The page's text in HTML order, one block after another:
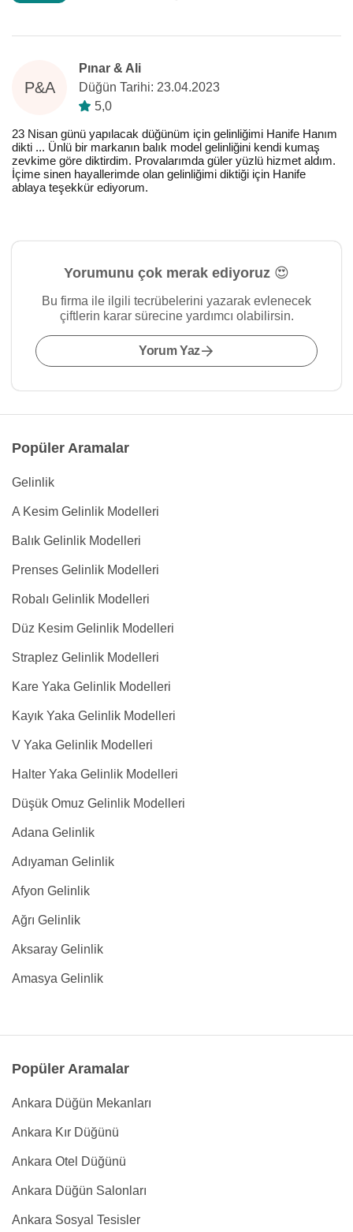
P&A
Pınar & Ali
Düğün Tarihi: 23.04.2023
5,0
23 Nisan günü yapılacak düğünüm için gelinliğimi Hanife Hanım
dikti ... Ünlü bir markanın balık model gelinliğini kendi kumaş
zevkime göre diktirdim. Provalarımda güler yüzlü hizmet aldım.
İçime sinen hayallerimde olan gelinliğimi diktiği için Hanife
ablaya teşekkür ediyorum.
Yorumunu çok merak ediyoruz 😍
Bu firma ile ilgili tecrübelerini yazarak evlenecek
çiftlerin karar sürecine yardımcı olabilirsin.
Yorum Yaz
Popüler Aramalar
Gelinlik
A Kesim Gelinlik Modelleri
Balık Gelinlik Modelleri
Prenses Gelinlik Modelleri
Robalı Gelinlik Modelleri
Düz Kesim Gelinlik Modelleri
Straplez Gelinlik Modelleri
Kare Yaka Gelinlik Modelleri
Kayık Yaka Gelinlik Modelleri
V Yaka Gelinlik Modelleri
Halter Yaka Gelinlik Modelleri
Düşük Omuz Gelinlik Modelleri
Adana Gelinlik
Adıyaman Gelinlik
Afyon Gelinlik
Ağrı Gelinlik
Aksaray Gelinlik
Amasya Gelinlik
Popüler Aramalar
Ankara Düğün Mekanları
Ankara Kır Düğünü
Ankara Otel Düğünü
Ankara Düğün Salonları
Ankara Sosyal Tesisler